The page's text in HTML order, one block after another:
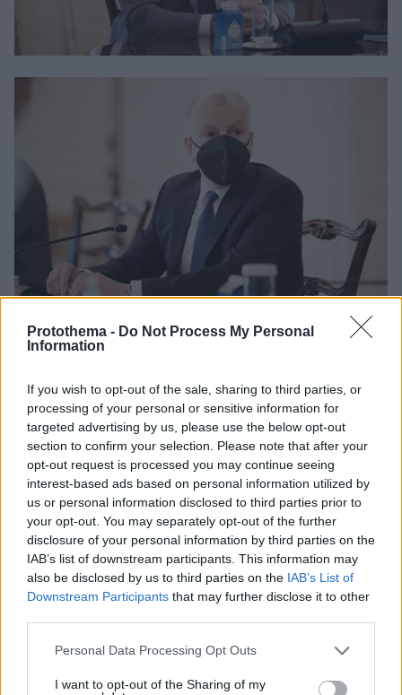
Protothema - Do Not Process My Personal
Information
If you wish to opt-out of the sale, sharing to third parties, or
processing of your personal or sensitive information for
targeted advertising by us, please use the below opt-out
section to confirm your selection. Please note that after your
opt-out request is processed you may continue seeing
interest-based ads based on personal information utilized by
us or personal information disclosed to third parties prior to
your opt-out. You may separately opt-out of the further
disclosure of your personal information by third parties on the
IAB’s list of downstream participants. This information may
also be disclosed by us to third parties on the IAB’s List of
Downstream Participants that may further disclose it to other
Please note that this website/app uses one or more Google
not limited to your visit or usage behaviour. You may click to
Personal Data Processing Opt Outs
I want to opt-out of the Sharing of my
Το 2022 ο ελληνικός Τουρισμός θα είναι
πρωταγωνιστής
«Ο βιώσιμος Τουρισμός αποτελεί στρατηγική
προτεραιότητα του Πρωθυπουργού Κυριάκου
Μητσοτάκη και της ελληνικής Κυβέρνησης. Και
είναι σημαντική για εμάς η επιλογή της TUI να
καταστεί η Ρόδος ο πρώτος βιώσιμος
τουριστικός προορισμός παγκοσμίως, χάρη στις
Χατζημάρκο και τον Δήμαρχο Ρόδου Αντώνη
Καμπουράκη», τόνισε ο Υπουργός Τουρισμού